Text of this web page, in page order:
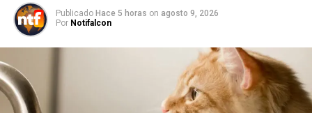
Publicado Hace 5 horas on agosto 9, 2026
Por Notifalcon